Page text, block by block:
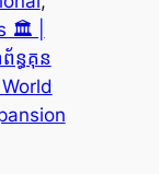
🏛️ |
ន្ធគុន